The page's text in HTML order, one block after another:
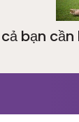
bạn cần